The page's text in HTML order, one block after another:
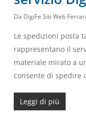
Da DigiFe Siti Web
Le spedizioni posta
rappresentano il
materiale mirato a
consente di spedire
Leggi di più